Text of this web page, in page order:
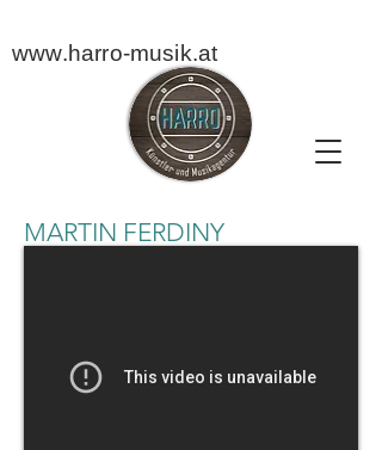
www.harro-musik.at
MARTIN FERDINY